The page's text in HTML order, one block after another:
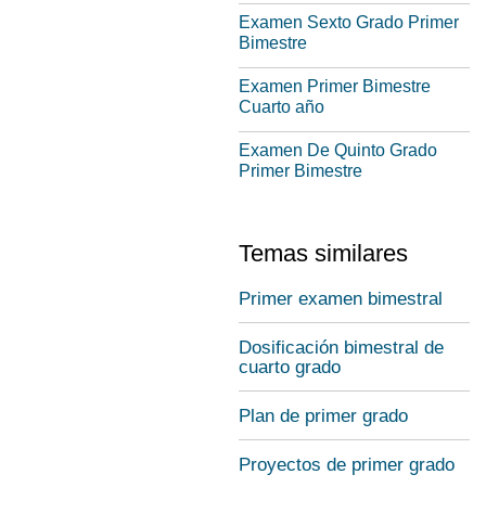
Examen Sexto Grado Primer
Bimestre
Examen Primer Bimestre
Cuarto año
Examen De Quinto Grado
Primer Bimestre
Temas similares
Primer examen bimestral
Dosificación bimestral de
cuarto grado
Plan de primer grado
Proyectos de primer grado